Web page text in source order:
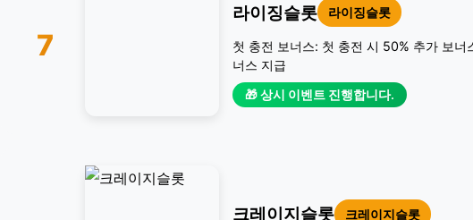
7
라이징슬롯 라이징슬롯
첫 충전 보너스: 첫 충전 시 50% 추가 보
너스 지급
🎁 상시 이벤트 진행합니다.
크레이지슬롯 크레이지슬롯